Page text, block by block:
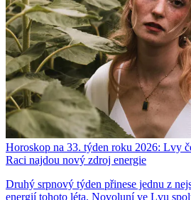
Horoskop na 33. týden roku 2026: Lvy
Raci najdou nový zdroj energie
Druhý srpnový týden přinese jednu z
energií tohoto léta. Novoluní ve Lvu